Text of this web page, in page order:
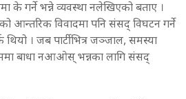
के गर्ने भन्ने व्यवस्था नलेखिएको बताए ।
आन्तरिक विवादमा पनि संसद् विघटन गर्ने
। जब पार्टीभित्र जञ्जाल, समस्या
बाधा नआओस् भन्नका लागि संसद्